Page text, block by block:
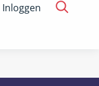
Inloggen